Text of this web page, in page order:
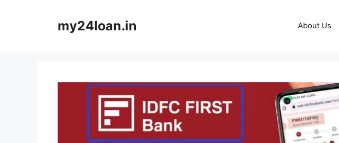
my24loan.in About Us